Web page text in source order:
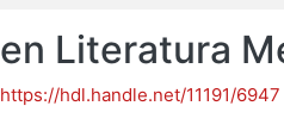
Literatura
https://hdl.handle.net/11191/6947